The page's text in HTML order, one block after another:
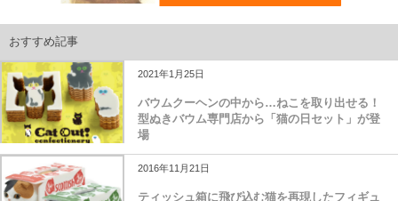
おすすめ記事
2021年1月25日
バウムクーヘンの中から…ねこを取り出せる！
型ぬきバウム専門店から「猫の日セット」が登
場
2016年11月21日
ティッシュ箱に飛び込む猫を再現したフィギュ